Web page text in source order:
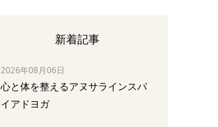
新着記事
2026年08月06日
心と体を整えるアヌサラインスパ
イアドヨガ